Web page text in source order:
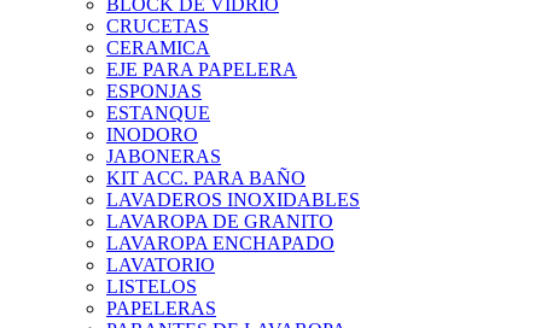
BLOCK DE VIDRIO
CRUCETAS
CERAMICA
EJE PARA PAPELERA
ESPONJAS
ESTANQUE
INODORO
JABONERAS
KIT ACC. PARA BAÑO
LAVADEROS INOXIDABLES
LAVAROPA DE GRANITO
LAVAROPA ENCHAPADO
LAVATORIO
LISTELOS
PAPELERAS